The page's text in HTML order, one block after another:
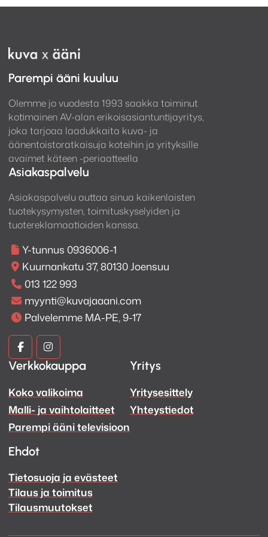
Signaali-kohinasuhde: >90dB
Harmoninen särö (20 – 20KHZ): <0.0025%
äpikuuluvuus: >85dB
Mitat (K x L x S): 48 x 176 x 132 mm
Paino: 0.68kg
Parempi ääni kuuluu
Olemme jo vuodesta 1993 saakka toiminut
kotimainen AV-alan erikoisasiantuntijayritys,
joka tarjoaa laadukkaita kuva- ja
äänentoistoratkaisuja koteihin ja yrityksille
avaimet käteen -periaatteella
Asiakaspalvelu
Asiakaspalvelu auttaa sinua kaikenlaisten
tuotekysymysten, toimituskyselyiden ja
tuotereklamaatioiden kanssa.
Y-tunnus 0936006-1
Kuurnankatu 37, 80130 Joensuu
013 122 993
myynti@kuvajaaani.com
Palvelemme MA-PE, 9-17
Kuva
ja
Ääni
Facebook
Kuva
ja
Ääni
Instagram
Verkkokauppa
Koko valikoima
Malli- ja vaihtolaitteet
Parempi ääni televisioon
Yritys
Yritysesittely
Yhteystiedot
Ehdot
Tietosuoja ja evästeet
Tilaus ja toimitus
Tilausmuutokset